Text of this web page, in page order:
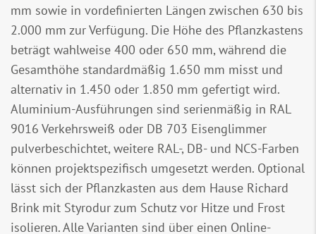
mm sowie in vordefinierten Längen zwischen 630 bis
2.000 mm zur Verfügung. Die Höhe des Pflanzkastens
beträgt wahlweise 400 oder 650 mm, während die
Gesamthöhe standardmäßig 1.650 mm misst und
alternativ in 1.450 oder 1.850 mm gefertigt wird.
Aluminium-Ausführungen sind serienmäßig in RAL
9016 Verkehrsweiß oder DB 703 Eisenglimmer
pulverbeschichtet, weitere RAL-, DB- und NCS-Farben
können projektspezifisch umgesetzt werden. Optional
lässt sich der Pflanzkasten aus dem Hause Richard
Brink mit Styrodur zum Schutz vor Hitze und Frost
isolieren. Alle Varianten sind über einen Online-